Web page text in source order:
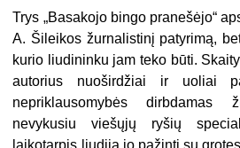
Trys „Basakojo bingo pranešėjo“
A. Šileikos žurnalistinį patyrimą,
kurio liudininku jam teko būti.
autorius nuoširdžiai ir uoliai
nepriklausomybės dirbdamas
nevykusiu viešųjų ryšių